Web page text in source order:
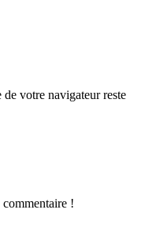
votre navigateur reste
commentaire !